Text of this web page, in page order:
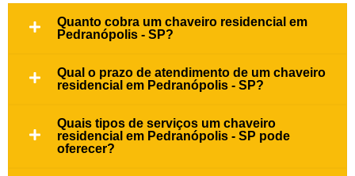
Quanto cobra um chaveiro residencial em
Pedranópolis - SP?
Qual o prazo de atendimento de um chaveiro
residencial em Pedranópolis - SP?
Quais tipos de serviços um chaveiro
residencial em Pedranópolis - SP pode
oferecer?